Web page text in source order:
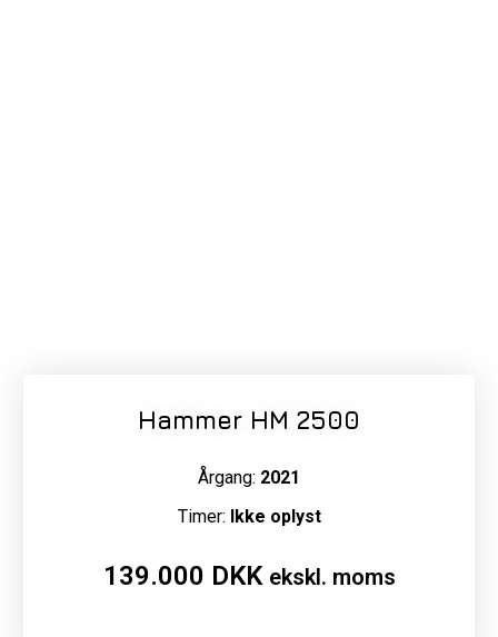
Hammer HM 2500
Årgang: 2021
Timer: Ikke oplyst
139.000 DKK ekskl. moms